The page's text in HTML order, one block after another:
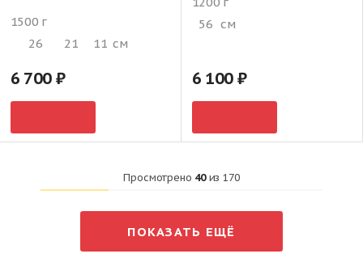
1500 г
26
21 11 см
6 700
56 см
6 100
Просмотрено 40из170
ПОКАЗАТЬ ЕЩЁ